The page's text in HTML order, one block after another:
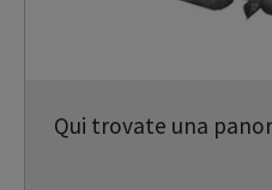
Qui trovate una